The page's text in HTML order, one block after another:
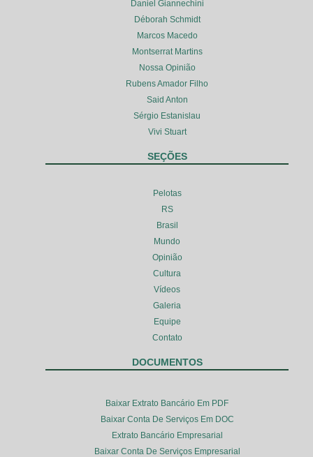
Daniel Giannechini
Déborah Schmidt
Marcos Macedo
Montserrat Martins
Nossa Opinião
Rubens Amador Filho
Said Anton
Sérgio Estanislau
Vivi Stuart
SEÇÕES
Pelotas
RS
Brasil
Mundo
Opinião
Cultura
Vídeos
Galeria
Equipe
Contato
DOCUMENTOS
Baixar Extrato Bancário Em PDF
Baixar Conta De Serviços Em DOC
Extrato Bancário Empresarial
Baixar Conta De Serviços Empresarial